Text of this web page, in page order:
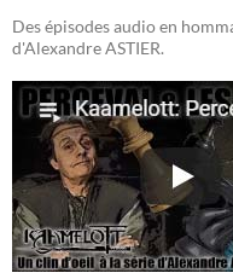
Des épisodes audio en
d'Alexandre ASTIER.